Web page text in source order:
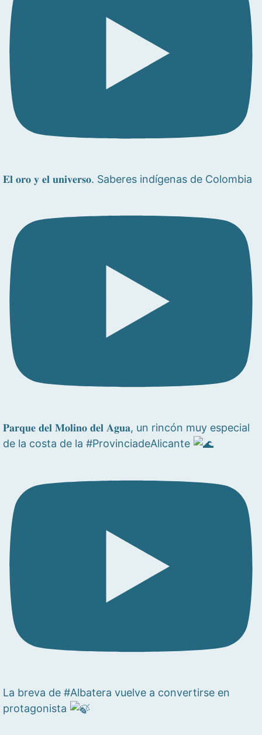
𝐄𝐥 𝐨𝐫𝐨 𝐲 𝐞𝐥 𝐮𝐧𝐢𝐯𝐞𝐫𝐬𝐨. Saberes indígenas de Colombia
𝐏𝐚𝐫𝐪𝐮𝐞 𝐝𝐞𝐥 𝐌𝐨𝐥𝐢𝐧𝐨 𝐝𝐞𝐥 𝐀𝐠𝐮𝐚, un rincón muy especial
de la costa de la #ProvinciadeAlicante
La breva de #Albatera vuelve a convertirse en
protagonista